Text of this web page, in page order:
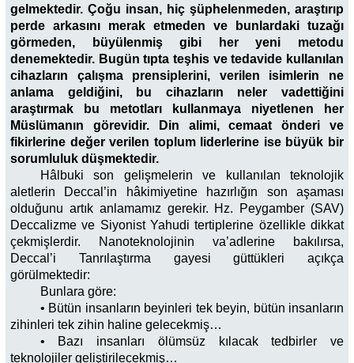
gelmektedir. Çoğu insan, hiç şüphelenmeden, araştırıp
perde arkasını merak etmeden ve bunlardaki tuzağı
görmeden, büyülenmiş gibi her yeni metodu
denemektedir. Bugün tıpta teşhis ve tedavide kullanılan
cihazların çalışma prensiplerini, verilen isimlerin ne
anlama geldiğini, bu cihazların neler vadettiğini
araştırmak bu metotları kullanmaya niyetlenen her
Müslümanın görevidir. Din alimi, cemaat önderi ve
fikirlerine değer verilen toplum liderlerine ise büyük bir
sorumluluk düşmektedir.
Hâlbuki son gelişmelerin ve kullanılan teknolojik
aletlerin Deccal’in hâkimiyetine hazırlığın son aşaması
olduğunu artık anlamamız gerekir. Hz. Peygamber (SAV)
Deccalizme ve Siyonist Yahudi tertiplerine özellikle dikkat
çekmişlerdir. Nanoteknolojinin va’adlerine bakılırsa,
Deccal’i Tanrılaştırma gayesi güttükleri açıkça
görülmektedir:
Bunlara göre:
• Bütün insanların beyinleri tek beyin, bütün insanların
zihinleri tek zihin haline gelecekmiş…
• Bazı insanları ölümsüz kılacak tedbirler ve
teknolojiler geliştirilecekmiş…